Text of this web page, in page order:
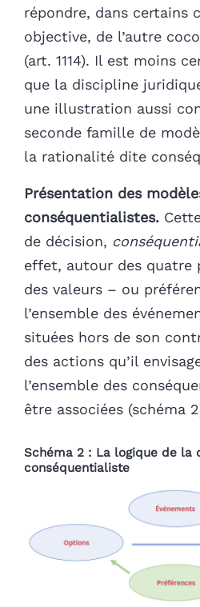
répondre, dans certains
objective, de l’autre
(art. 1114). Il est moins
que la discipline
une illustration aussi
seconde famille de
la rationalité dite
Présentation des
conséquentialistes.
de décision,
effet, autour des quatre
des valeurs – ou
l’ensemble des
situées hors de son
des actions qu’il
l’ensemble des
être associées (schéma
Schéma 2 : La logique de la
conséquentialiste